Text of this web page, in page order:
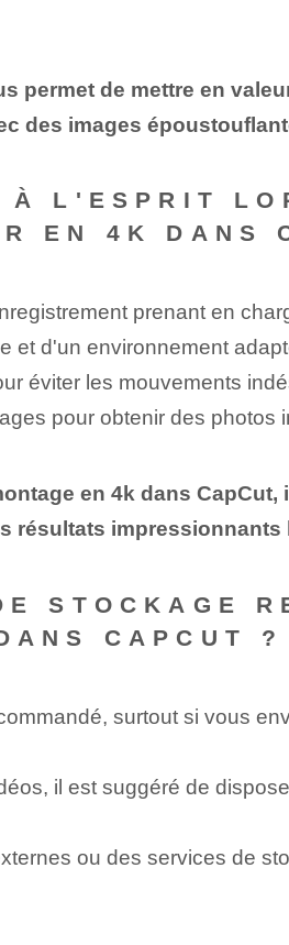
permet de mettre en
des images
L'ESPRIT
EN 4K DANS
prenant en
et d'un environnement
éviter les mouvements
pour obtenir des photos
en 4k dans
résultats
STOCKAGE
CAPCUT ?
surtout si vous
il est suggéré de
ou des services de